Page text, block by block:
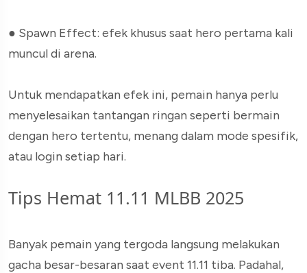
● Spawn Effect: efek khusus saat hero pertama kali
muncul di arena.
Untuk mendapatkan efek ini, pemain hanya perlu
menyelesaikan tantangan ringan seperti bermain
dengan hero tertentu, menang dalam mode spesifik,
atau login setiap hari.
Tips Hemat 11.11 MLBB 2025
Banyak pemain yang tergoda langsung melakukan
gacha besar-besaran saat event 11.11 tiba. Padahal,